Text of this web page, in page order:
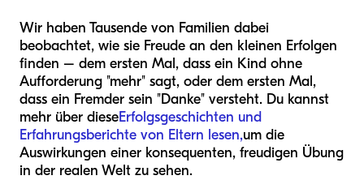
Wir haben Tausende von Familien dabei
beobachtet, wie sie Freude an den kleinen Erfolgen
finden – dem ersten Mal, dass ein Kind ohne
Aufforderung "mehr" sagt, oder dem ersten Mal,
dass ein Fremder sein "Danke" versteht. Du kannst
mehr über dieseErfolgsgeschichten und
Erfahrungsberichte von Eltern lesen,um die
Auswirkungen einer konsequenten, freudigen Übung
in der realen Welt zu sehen.